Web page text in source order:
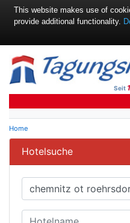
Seit
Home
Hotelsuche
This website makes use of
provide additional functionality.